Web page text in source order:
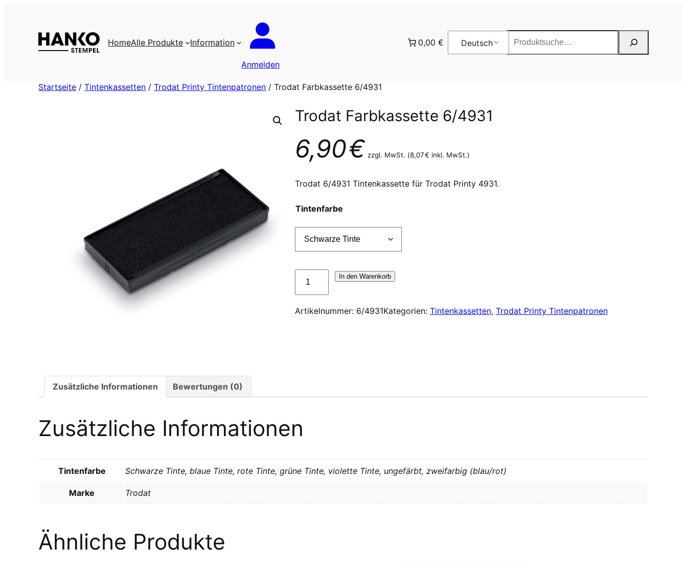
HomeAlle Produkte Information
Anmelden
0,00 € Deutsch
Startseite /Tintenkassetten /Trodat Printy Tintenpatronen / Trodat Farbkassette 6/4931
Trodat Farbkassette 6/4931
6,90€ zzgl. MwSt. (8,07€ inkl. MwSt.)
Trodat 6/4931 Tintenkassette für Trodat Printy 4931.
Tintenfarbe
d'encrage
6/4931
In den Warenkorb
Artikelnummer: 6/4931Kategorien: Tintenkassetten, Trodat Printy Tintenpatronen
Zusätzliche Informationen Bewertungen (0)
Zusätzliche Informationen
Tintenfarbe Schwarze Tinte, blaue Tinte, rote Tinte, grüne Tinte, violette Tinte, ungefärbt, zweifarbig (blau/rot)
Marke Trodat
Ähnliche Produkte